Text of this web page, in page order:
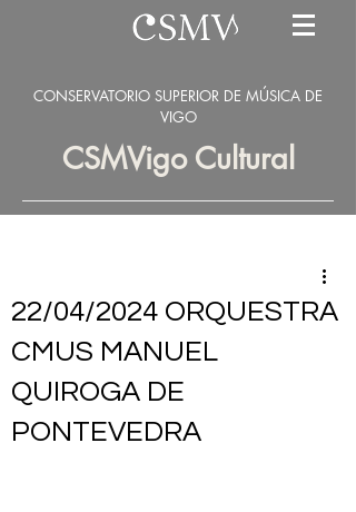
CONSERVATORIO SUPERIOR DE MÚSICA DE
VIGO
CSMVigo Cultural
22/04/2024 ORQUESTRA
CMUS MANUEL
QUIROGA DE
PONTEVEDRA